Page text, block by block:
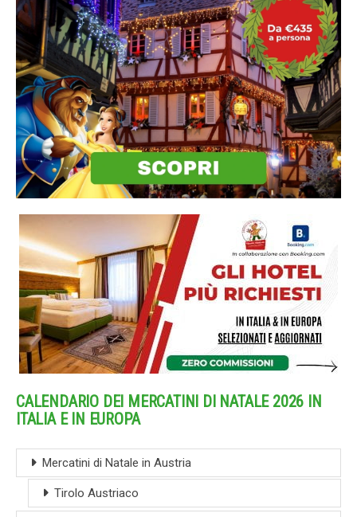
CALENDARIO DEI MERCATINI DI NATALE 2026 IN
ITALIA E IN EUROPA
Mercatini di Natale in Austria
Tirolo Austriaco